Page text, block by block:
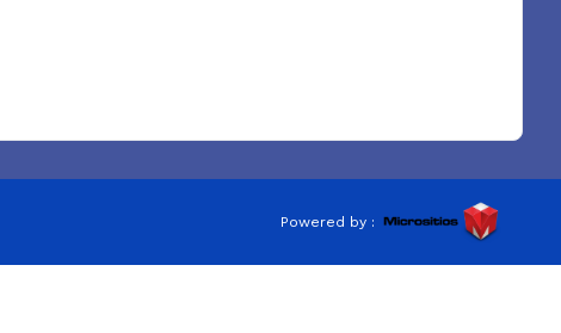
Powered by :